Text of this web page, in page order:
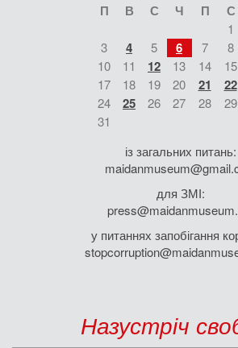
П В С Ч П С
1
3 4 5 6 7 8
10
11 12 13 14 15
17
18 19 20 21 22
24
25 26 27 28 29
31
із загальних питань:
для ЗМІ:
у питаннях запобігання
Назустріч